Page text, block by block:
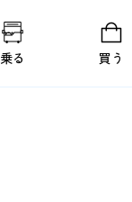
乗る 買う